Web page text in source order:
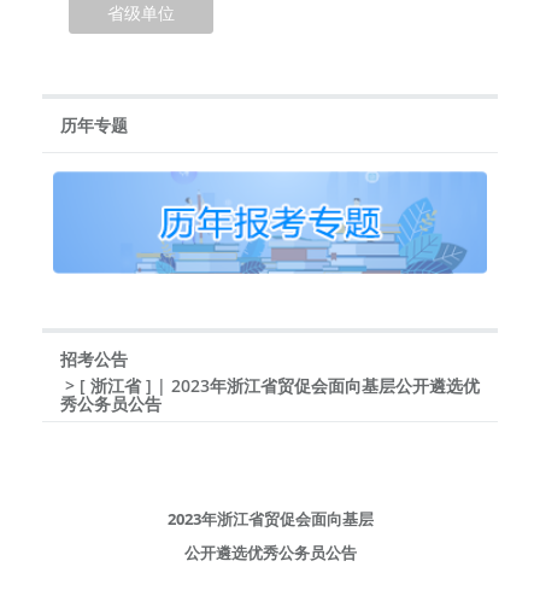
省级单位
历年专题
招考公告
> [ 浙江省 ] | 2023年浙江省贸促会面向基层公开遴选优
秀公务员公告
2023年浙江省贸促会面向基层
公开遴选优秀公务员公告